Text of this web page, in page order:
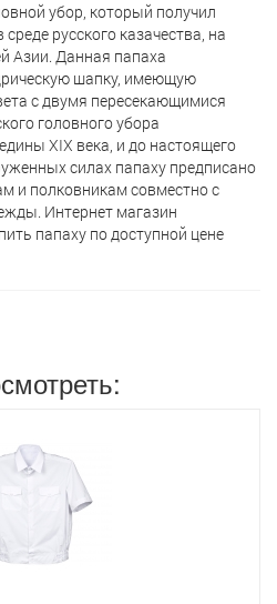
убор, который получил
русского казачества, на
Азии. Данная папаха
шапку, имеющую
с двумя пересекающимися
головного убора
XIX века, и до настоящего
силах папаху предписано
и полковникам совместно с
Интернет магазин
папаху по доступной цене